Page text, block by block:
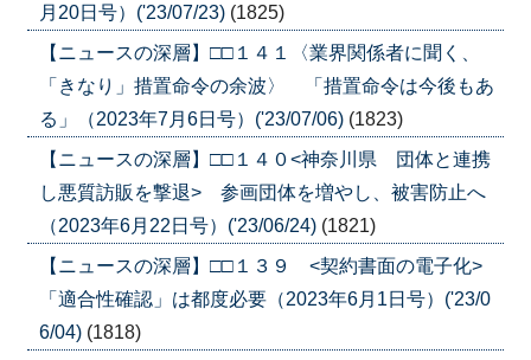
月20日号）('23/07/23) (1825)
【ニュースの深層】□□１４１〈業界関係者に聞く、
「きなり」措置命令の余波〉 「措置命令は今後もあ
る」（2023年7月6日号）('23/07/06) (1823)
【ニュースの深層】□□１４０<神奈川県 団体と連携
し悪質訪販を撃退> 参画団体を増やし、被害防止へ
（2023年6月22日号）('23/06/24) (1821)
【ニュースの深層】□□１３９ <契約書面の電子化>
「適合性確認」は都度必要（2023年6月1日号）('23/0
6/04) (1818)